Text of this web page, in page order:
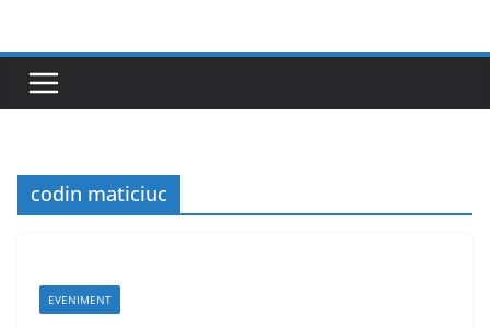
content
codin maticiuc
EVENIMENT